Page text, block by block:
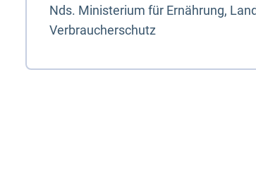
Nds. Ministerium für Ernährung,
Verbraucherschutz